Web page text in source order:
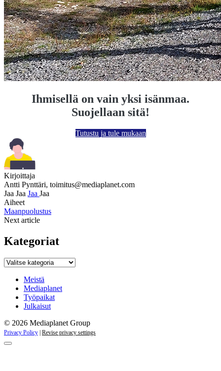
Ihmisellä on vain yksi isänmaa.
Suojellaan sitä!
Tutustu ja tule mukaan
Kirjoittaja
Antti Pynttäri, toimitus@mediaplanet.com
Jaa Jaa Jaa Jaa
Aiheet
Maanpuolustus
Next article
Kategoriat
Kategoriat
Meistä
Mediaplanet
Työpaikat
Julkaisut
© 2026 Mediaplanet Group
Privacy Policy Revise privacy settings